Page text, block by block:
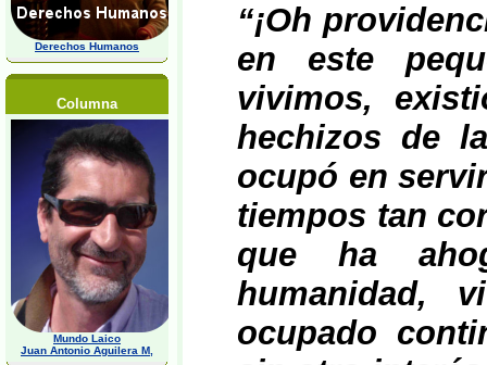
Derechos Humanos
Columna
Mundo Laico
Juan Antonio Aguilera M,
“¡Oh
en este
vivimos,
hechizos de
ocupó en
tiempos tan
que ha
humanidad,
ocupado